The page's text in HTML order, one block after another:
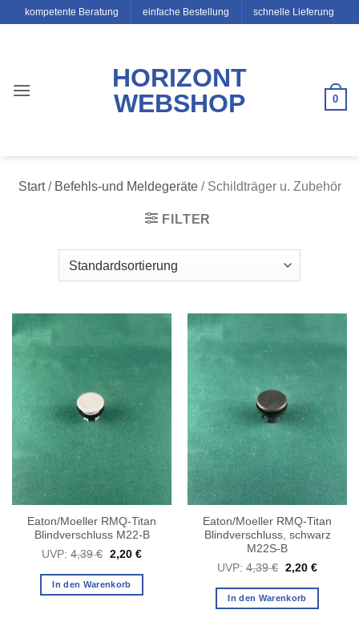
kompetente Beratung einfache Bestellung schnelle Lieferung
HORIZONT
WEBSHOP
0
Start / Befehls-und Meldegeräte / Schildträger u. Zubehör
FILTER
Eaton/Moeller RMQ-Titan
Blindverschluss M22-B
UVP: 4,39€ Ursprünglicher
war:
4,39 €
2,20 €Aktueller
ist:
In den Warenkorb
Eaton/Moeller RMQ-Titan
Blindverschluss, schwarz
M22S-B
UVP: 4,39€ Ursprünglicher
war:
4,39 €
2,20 €
ist:
In den Warenkorb